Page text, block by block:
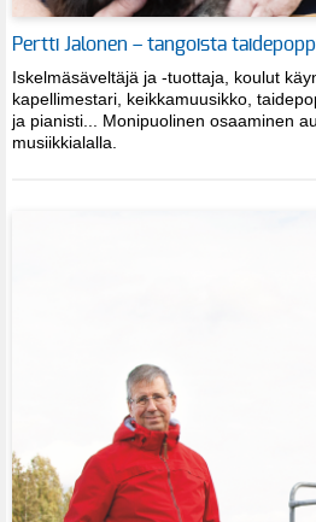
Pertti Jalonen – tangoista
Iskelmäsäveltäjä ja -tuottaja, koulut
kapellimestari, keikkamuusikko,
ja pianisti... Monipuolinen osaaminen
musiikkialalla.